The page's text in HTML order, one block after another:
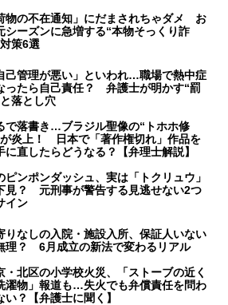
物の不在通知」にだまされちゃダメ お
シーズンに急増する“本物そっくり詐
策6選
己管理が悪い」といわれ…職場で熱中症
ったら自己責任？ 弁護士が明かす“罰
落とし穴
で落書き…ブラジル聖像の“トホホ修
炎上！ 日本で「著作権切れ」作品を
に直したらどうなる？【弁理士解説】
ピンポンダッシュ、実は「トクリュウ」
見？ 元刑事が警告する見逃せない2つ
イン
りなしの入院・施設入所、保証人いない
理？ 6月成立の新法で変わるリアル
・北区の小学校火災、「ストーブの近く
濯物」報道も…失火でも弁償責任を問わ
い？【弁護士に聞く】